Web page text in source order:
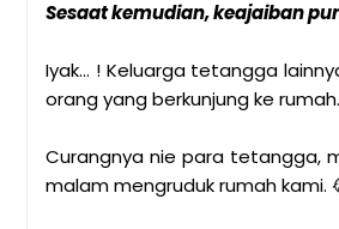
Sesaat kemudian, keajaiban
Iyak... ! Keluarga tetangga
orang yang berkunjung ke
Curangnya nie para tetangga,
malam mengruduk rumah kami.